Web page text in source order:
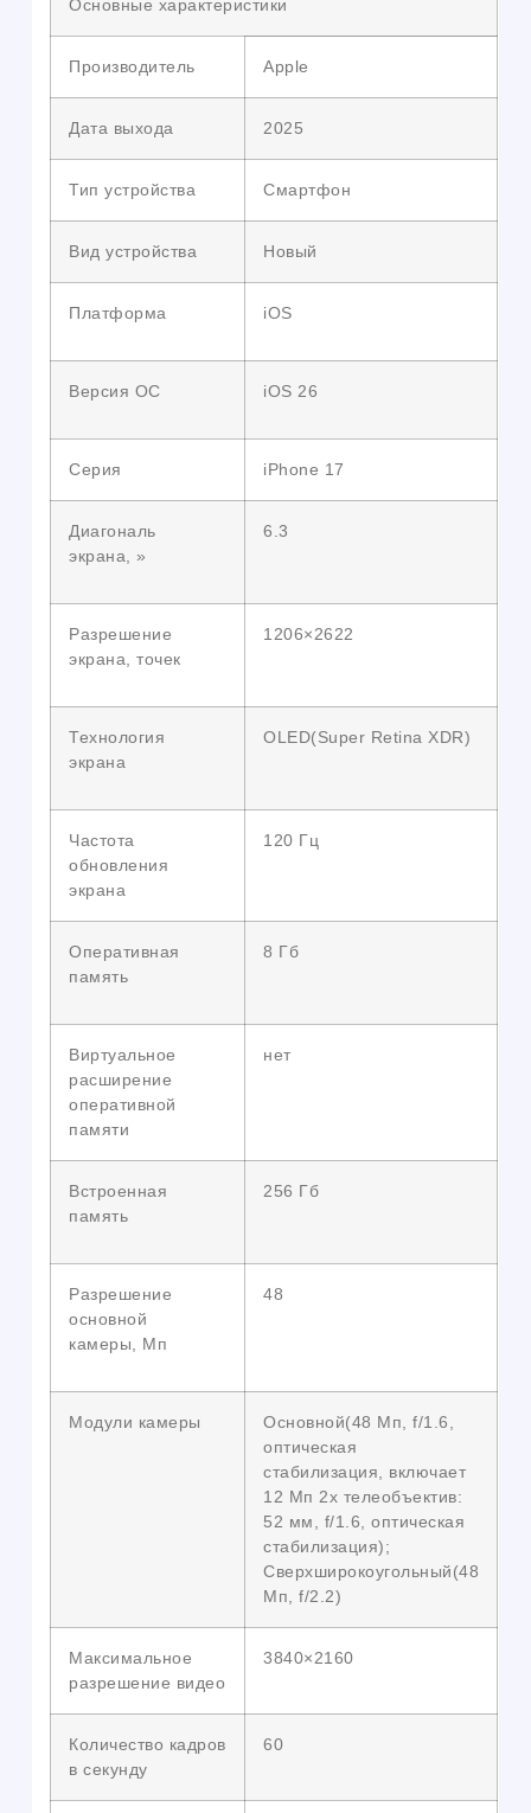
Основные характеристики
Производитель Apple
Дата выхода 2025
Тип устройства Смартфон
Вид устройства Новый
Платформа iOS
Версия ОС iOS 26
Серия iPhone 17
Диагональ
экрана, »
6.3
Разрешение
экрана, точек
1206×2622
Технология
экрана
OLED(Super Retina XDR)
Частота
обновления
экрана
120 Гц
Оперативная
память
8 Гб
Виртуальное
расширение
оперативной
памяти
нет
Встроенная
память
256 Гб
Разрешение
основной
камеры, Мп
48
Модули камеры
Основной(48 Мп, f/1.6,
оптическая
стабилизация, включает
12 Мп 2x телеобъектив:
52 мм, f/1.6, оптическая
стабилизация);
Сверхширокоугольный(48
Мп, f/2.2)
Максимальное
разрешение видео
3840×2160
Количество кадров
в секунду
60